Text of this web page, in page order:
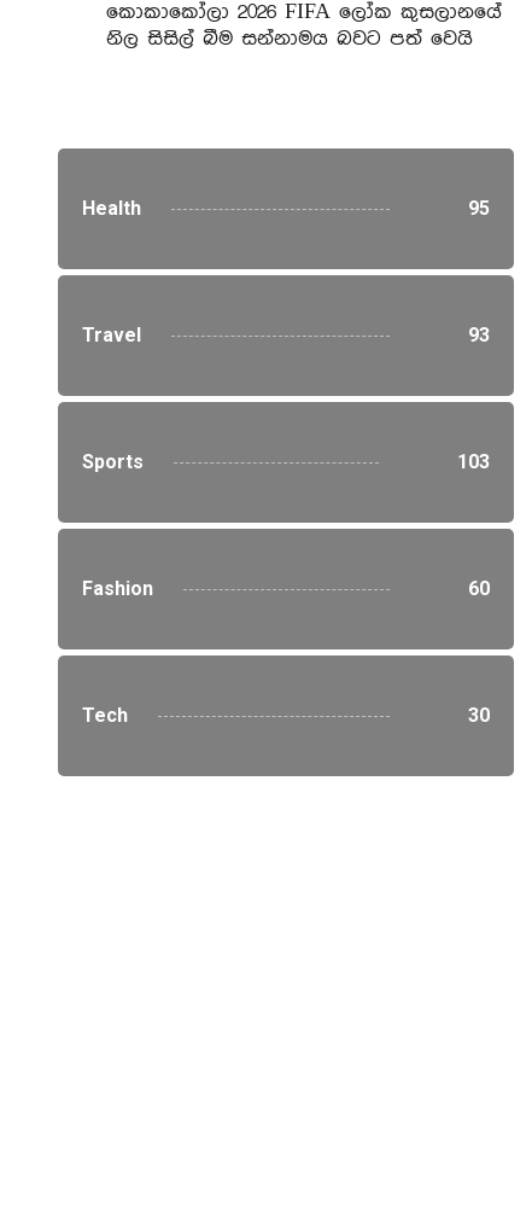
කොකාකෝලා 2026 FIFA ලෝක කුසලානයේ
නිල සිසිල් බීම සන්නාමය බවට පත් වෙයි
Health 95
Travel 93
Sports 103
Fashion 60
Tech 30